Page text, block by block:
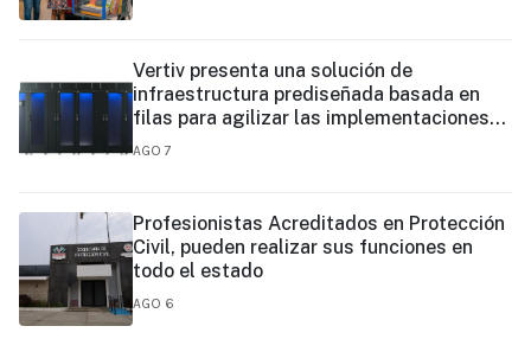
Vertiv presenta una solución de
infraestructura prediseñada basada en
filas para agilizar las implementaciones
de centros de datos en el borde y de IA en
AGO 7
Profesionistas Acreditados en Protección
Civil, pueden realizar sus funciones en
todo el estado
AGO 6